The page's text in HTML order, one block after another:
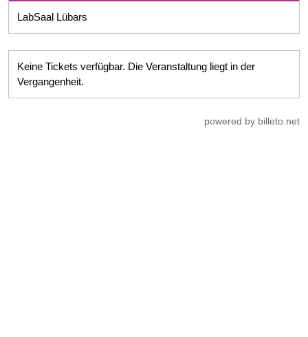
LabSaal Lübars
Keine Tickets verfügbar. Die Veranstaltung liegt in der
Vergangenheit.
powered by billeto.net